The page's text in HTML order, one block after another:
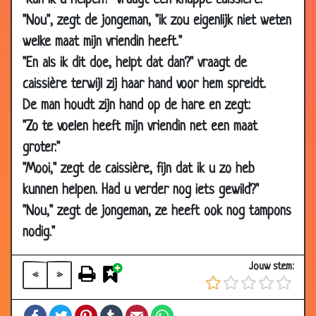
"Nou", zegt de jongeman, "ik zou eigenlijk niet weten
welke maat mijn vriendin heeft."
"En als ik dit doe, helpt dat dan?" vraagt de
caissière terwijl zij haar hand voor hem spreidt.
De man houdt zijn hand op de hare en zegt:
"Zo te voelen heeft mijn vriendin net een maat
groter."
"Mooi," zegt de caissière, fijn dat ik u zo heb
kunnen helpen. Had u verder nog iets gewild?"
"Nou," zegt de jongeman, ze heeft ook nog tampons
nodig."
« »
Jouw stem:
FacebookTwitterPinterestTumblrEmail
11 Dec
Nieuw beleid
11 Dec
2013
Slechte nachtrust
2013
Vrouwen vergeten hun oude liefdes niet
24 Oct
2013
15 Oct
2013
Vrouw verwennen
15 Oct
2013
15 Oct
Ziekteverlof 2.92